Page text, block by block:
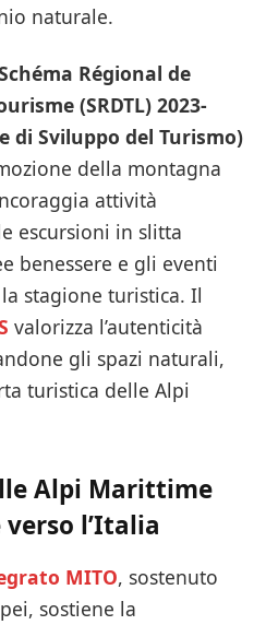
naturale.
Régional de
(SRDTL) 2023-
di Sviluppo del Turismo)
della montagna
attività
escursioni in slitta
benessere e gli eventi
stagione turistica. Il
valorizza l’autenticità
gli spazi naturali,
turistica delle Alpi
Alpi Marittime
l’Italia
MITO, sostenuto
sostiene la